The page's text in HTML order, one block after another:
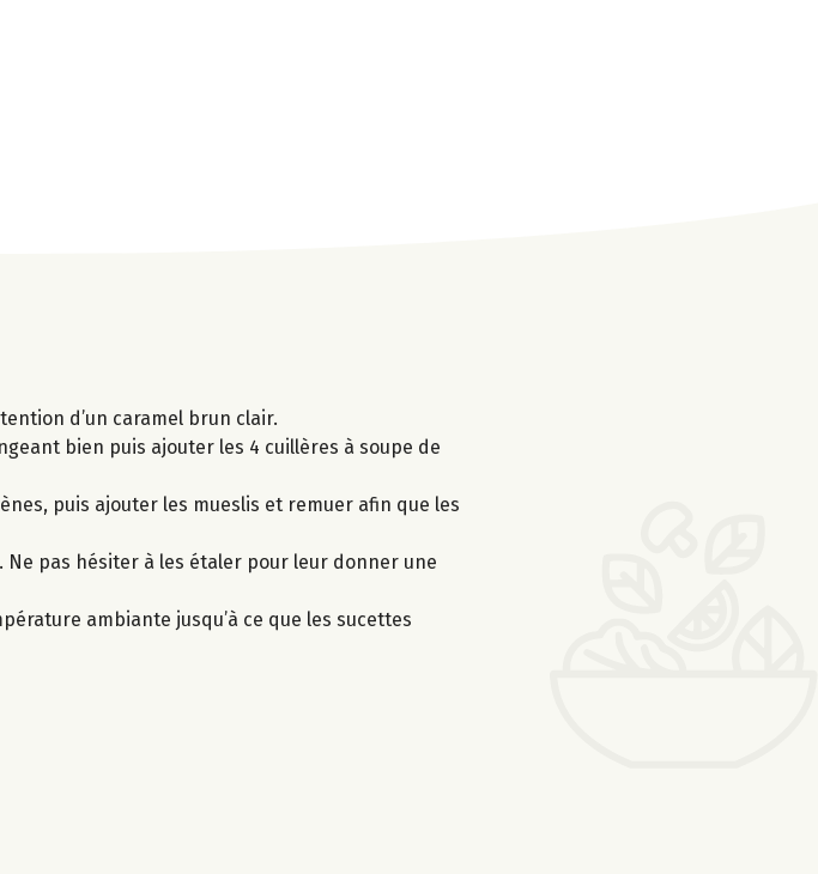
d’un caramel brun clair.
bien puis ajouter les 4 cuillères à soupe de
puis ajouter les mueslis et remuer afin que les
pas hésiter à les étaler pour leur donner une
ambiante jusqu’à ce que les sucettes